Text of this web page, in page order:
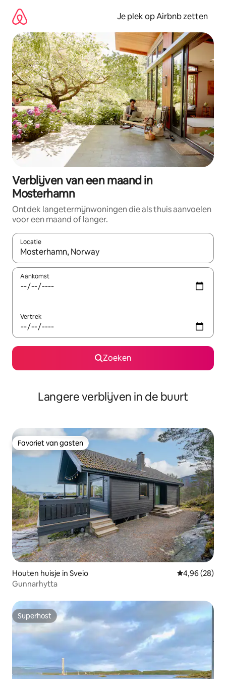
direct
naar
inhoud
Je plek op Airbnb zetten
Verblijven van een maand in
Mosterhamn
Ontdek langetermijnwoningen die als thuis aanvoelen
voor een maand of langer.
Locatie
Wanneer er resultaten beschikbaar zijn, maak je een keuze
Aankomst
Vertrek
Zoeken
Langere verblijven in de buurt
Favoriet van gasten
Favoriet van gasten
Houten huisje in Sveio Gemiddelde
4,96 (28)
Gunnarhytta
Superhost
Superhost